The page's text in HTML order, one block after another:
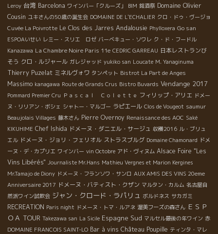
Leroy 台湾 Barcelona ワインバー「クルーズ」 BIM 銘酒祭 Domaine Olivier
Cousin ユキさんの50歳の誕生会 DOMAINE DE L'ECHALIER クロ・ドゥ・ヴージョ
Cuvée La Poivrotte Le Clos des Jarres Andalousie Phylloxera Go san
ESPOAいせい レミー・スリエ ロゼ バーベキュー・ソワレ ク・ド・フードル
Kanazawa La Chambre Noire Paris 11e CEDRIC GARREAU 日本レストランび
そう クロ・ルジャール ガレジャッド yukiko san Loucate M. Yanaginuma
Thierry Puzelat ミネルヴォワ タンペット Bistrot La Part de Anges
Massimo kanagawa Route de Grands Crus Bistro Buvards Vendange 2017
Pommard Premier Cru Ｐａｓｃａｌ Ｃｏｌｅｔｔｅ フィリップ・アリエ ドメー
ヌ・リリアン・ボシェ シャトー・マルゴー ラピエール Clos de Vougeot saumur
Beaujolais Villages 藤木さん Pierre Overnoy Renaissance des AOC Saké
KIKUHIME Chef Ishida ドメーヌ・ダニエル・サージュ 収穫2016 ル・ブリュ
エル ドメーヌ・ジョリ・フェリオル ストラスブルグ Domaine Chamonard ドメ
ーヌ・デ・カプリエ ワインバー vin Octobre アド・ヴィヌム Alsace Foire "Les
Vins Libérés" Journaliste Mr.Hans Mathieu Vergnes et Marion Kergines
Mr.Tamajo de Diony ドメーヌ・フランソワ・サンロ AUX AMIS DES VINS 20eme
Anniversaire 2017 ドメーヌ・バティスト・クザン マルタン・カルム 名古屋自
然派ワイン試飲会 ジャン・クロード・ラパリュ ボルドネス サカガミ
RECREATION Paris night ドメーヌ・トマ・ルアネ 渥美フーズの森さん ＥＳＰ
ＯＡ TOUR Takezawa san La Sicile Espagne Sud マルセル最後の年ワイン 赤
DOMAINE FRANCOIS SAINT-LO Bar à vins Château Poupille ティンタ・マレ